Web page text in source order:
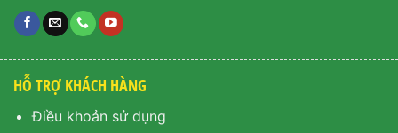
HỖ TRỢ KHÁCH HÀNG
Điều khoản sử dụng